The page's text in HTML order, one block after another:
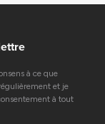
à ce que
et je
à tout